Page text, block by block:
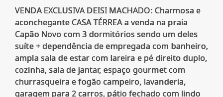
VENDA EXCLUSIVA DEISI MACHADO: Charmosa e
aconchegante CASA TÉRREA a venda na praia
Capão Novo com 3 dormitórios sendo um deles
suíte + dependência de empregada com banheiro,
ampla sala de estar com lareira e pé direito duplo,
cozinha, sala de jantar, espaço gourmet com
churrasqueira e fogão campeiro, lavanderia,
garagem para 2 carros, pátio fechado com lindo